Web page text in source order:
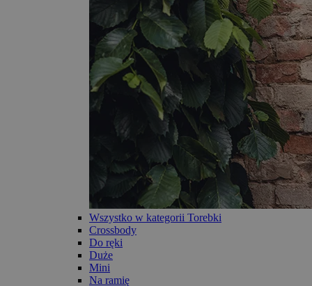
Wszystko w kategorii Torebki
Crossbody
Do ręki
Duże
Mini
Na ramię